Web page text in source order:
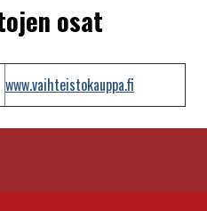
osat
www.vaihteistokauppa.fi